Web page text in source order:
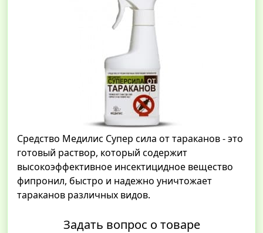
Средство Медилис Супер сила от тараканов - это
готовый раствор, который содержит
высокоэффективное инсектицидное вещество
фипронил, быстро и надежно уничтожает
тараканов различных видов.
Задать вопрос о товаре